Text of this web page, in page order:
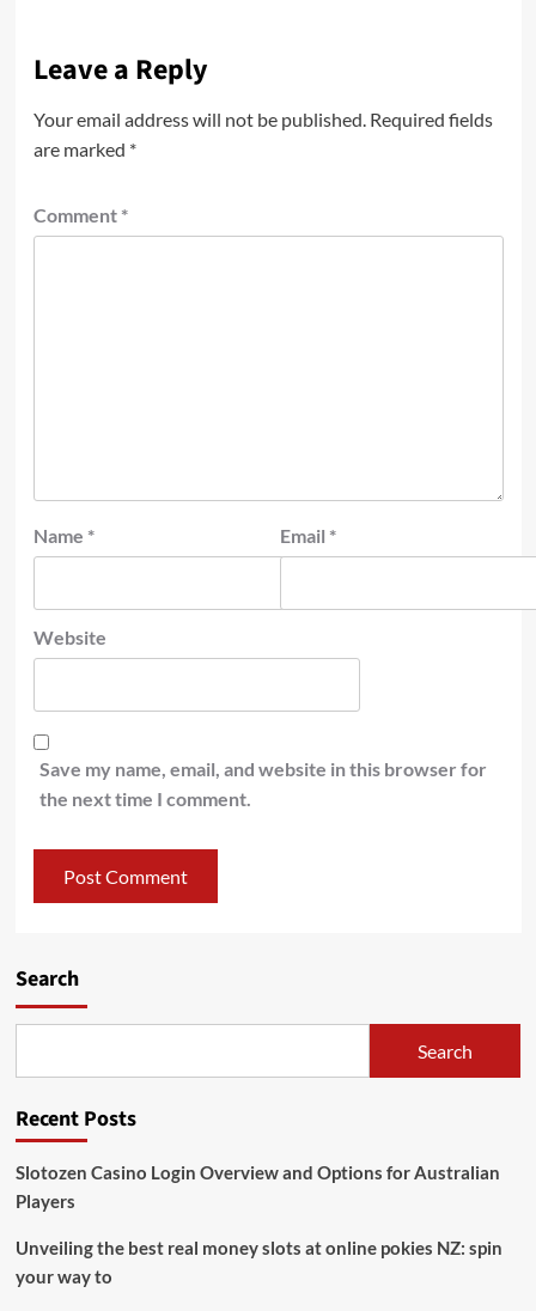
Leave a Reply
Your email address will not be published. Required fields
are marked *
Comment *
Name * Email *
Website
Save my name, email, and website in this browser for
the next time I comment.
Search
Search
Recent Posts
Slotozen Casino Login Overview and Options for Australian
Players
Unveiling the best real money slots at online pokies NZ: spin
your way to